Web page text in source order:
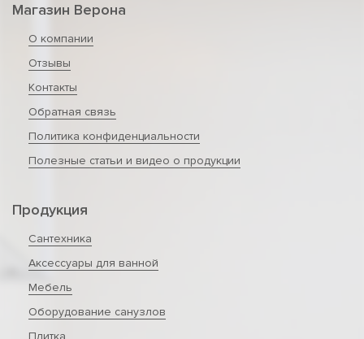
Магазин Верона
О компании
Отзывы
Контакты
Обратная связь
Политика конфиденциальности
Полезные статьи и видео о продукции
Продукция
Сантехника
Аксессуары для ванной
Мебель
Оборудование санузлов
Плитка